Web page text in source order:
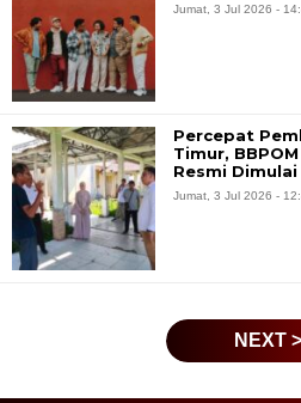
Jumat, 3 Jul 2026 -
Percepat
Timur,
Resmi Dimulai
Jumat, 3 Jul 2026 -
NEXT >